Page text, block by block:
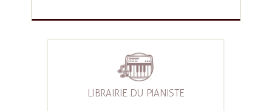
LIBRAIRIE DU PIANISTE